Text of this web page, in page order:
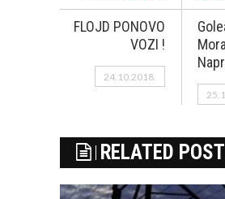
FLOJD PONOVO
VOZI !
24.10.2018.
RELATED POST